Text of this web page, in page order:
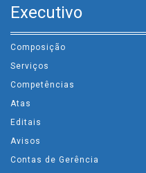
Executivo
Composição
Serviços
Competências
Atas
Editais
Avisos
Contas de Gerência